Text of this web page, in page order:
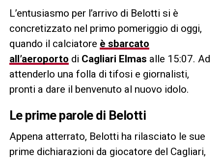
L’entusiasmo per l’arrivo di Belotti si è
concretizzato nel primo pomeriggio di oggi,
quando il calciatore è sbarcato
all’aeroporto di Cagliari Elmas alle 15:07. Ad
attenderlo una folla di tifosi e giornalisti,
pronti a dare il benvenuto al nuovo idolo.
Le prime parole di Belotti
Appena atterrato, Belotti ha rilasciato le sue
prime dichiarazioni da giocatore del Cagliari,